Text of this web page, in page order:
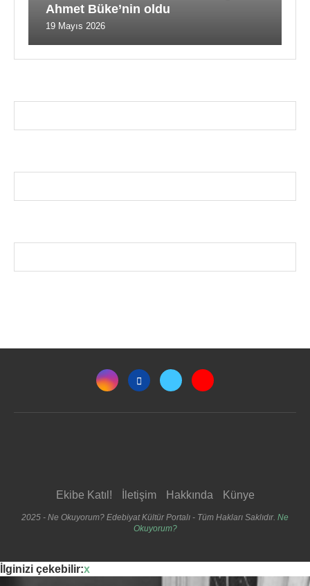
Ahmet Büke’nin oldu
19 Mayıs 2026
Ekibe Katıl! İletişim Hakkında Künye
2025 - Ne Okuyorum? Edebiyat Kültür Portalı - Tüm Hakları Saklıdır. Ne
Okuyorum?
İlginizi çekebilir:x